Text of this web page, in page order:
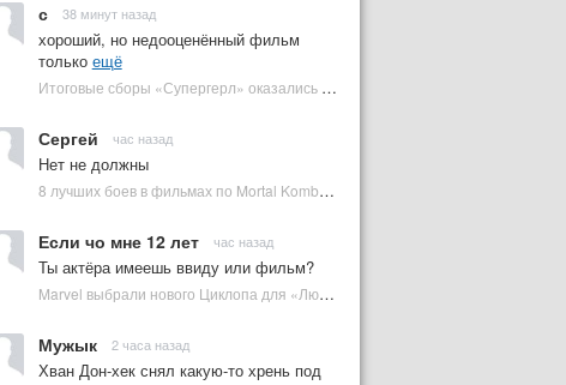
с 38 минут назад
хороший, но недооценённый фильм
только ещё
Итоговые сборы «Супергерл» оказались худшими для DC за два десятилетия | Plugged In Ru
Сергей час назад
Нет не должны
8 лучших боев в фильмах по Mortal Kombat: от «Смертельной битвы» до «Мортал Комбат 2» | Plugged In Ru
Если чо мне 12 лет час назад
Ты актёра имеешь ввиду или фильм?
Marvel выбрали нового Циклопа для «Людей Икс» | Plugged In Ru
Мужык 2 часа назад
Хван Дон-хек снял какую-то хрень под